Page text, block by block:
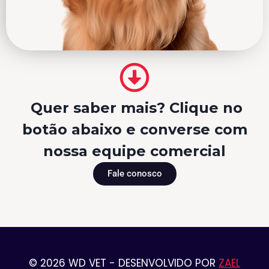
Quer saber mais? Clique no
botão abaixo e converse com
nossa equipe comercial
Fale conosco
© 2026 WD VET - DESENVOLVIDO POR ZAEL